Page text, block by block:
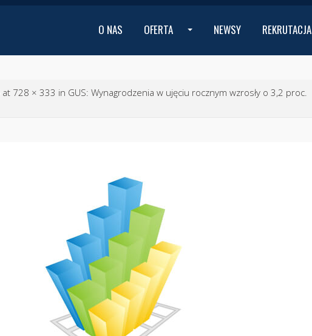
O NAS
OFERTA
...
NEWSY REKRUTACJA
at 728 × 333 in GUS: Wynagrodzenia w ujęciu rocznym wzrosły o 3,2 proc.